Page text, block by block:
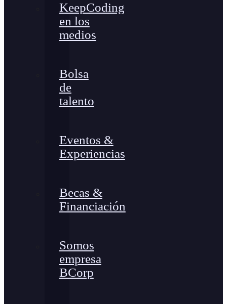
KeepCoding
en los
medios
Bolsa
de
talento
Eventos &
Experiencias
Becas &
Financiación
Somos
empresa
BCorp